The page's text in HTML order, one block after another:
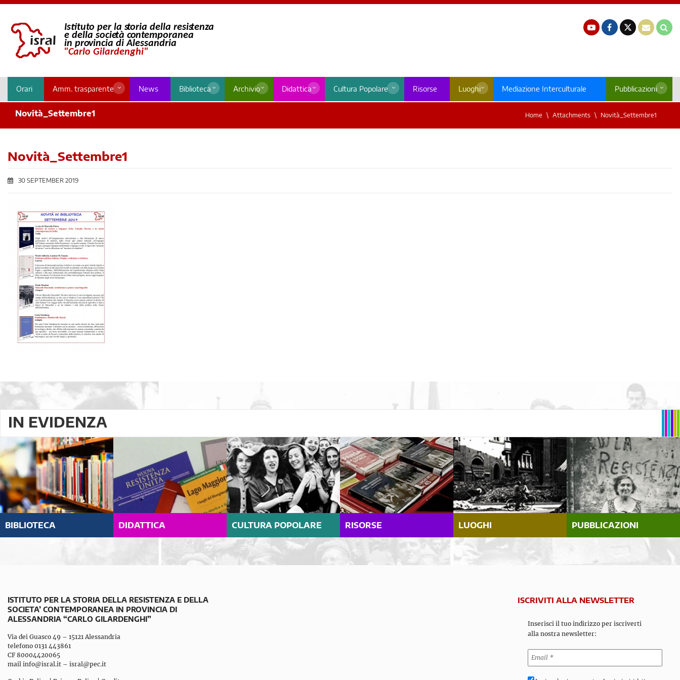
Orari Amm. trasparente News Biblioteca Archivio Didattica Cultura Popolare Risorse Luoghi Mediazione Interculturale Pubblicazioni
Novità_Settembre1 Home Attachments Novità_Settembre1
Novità_Settembre1
30 SEPTEMBER 2019
IN EVIDENZA
BIBLIOTECA DIDATTICA CULTURA POPOLARE RISORSE LUOGHI PUBBLICAZIONI
ISTITUTO PER LA STORIA DELLA RESISTENZA E DELLA
SOCIETA’ CONTEMPORANEA IN PROVINCIA DI
ALESSANDRIA “CARLO GILARDENGHI”
Via dei Guasco 49 – 15121 Alessandria
telefono 0131 443861
CF 80004420065
mail info@isral.it – isral@pec.it
ISCRIVITI ALLA NEWSLETTER
Inserisci il tuo indirizzo per iscriverti
alla nostra newsletter: